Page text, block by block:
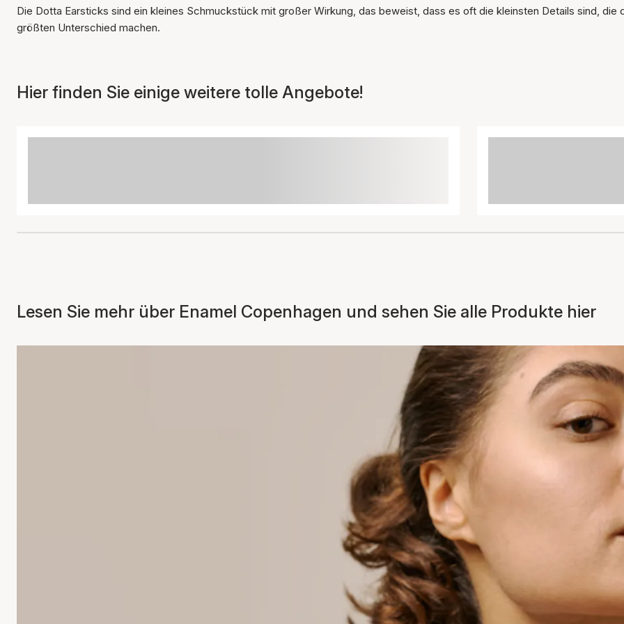
Die Dotta Earsticks sind ein kleines Schmuckstück mit großer Wirkung, das beweist, dass es oft die kleinsten Details sind, die
größten Unterschied machen.
Hier finden Sie einige weitere tolle Angebote!
Lesen Sie mehr über Enamel Copenhagen und sehen Sie alle Produkte hier